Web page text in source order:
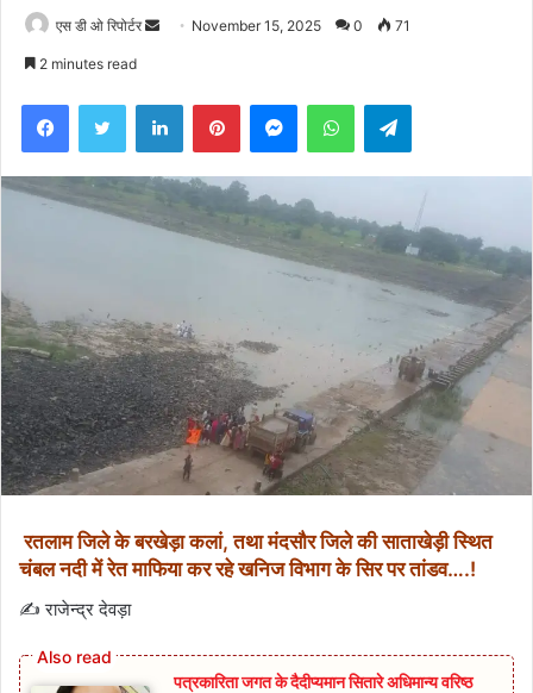
एस डी ओ रिपोर्टर
Send November 15, 2025 0 71
2 minutes read
FacebookTwitter LinkedInPinterestMessengerWhatsAppTelegram
रतलाम जिले के बरखेड़ा कलां, तथा मंदसौर जिले की साताखेड़ी स्थित
चंबल नदी में रेत माफिया कर रहे खनिज विभाग के सिर पर तांडव….!
✍️ राजेन्द्र देवड़ा
पत्रकारिता जगत के दैदीप्यमान सितारे अधिमान्य वरिष्ठ